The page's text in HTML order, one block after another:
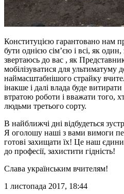
Конституцією гарантовано нам
бути однією сім’єю і всі, як
звертаюсь до вас , як
мобілізуватися для ультиматуму
наймасштабнішого страйку
інакше і далі влада буде
втратою роботи і вважати того,
людьми третього сорту.
В найближчі дні відбудеться
Я оголошу наші з вами вимоги
готові захищати їх! Це наш
до професії, захистити гідність!
Слава українським вчителям!
1 листопада 2017, 18:44